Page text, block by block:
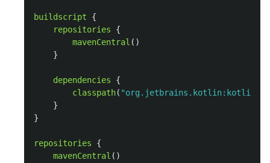
buildscript
{
repositories
{
mavenCentral ()
}
dependencies
{
classpath( "org.jetbrains.kotlin:kotlin-
}
}
repositories
{
mavenCentral ()